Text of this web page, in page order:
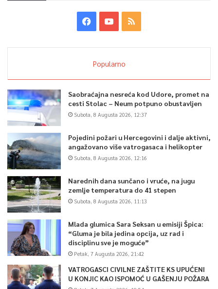
Popularno
Saobraćajna nesreća kod Udore, promet na
cesti Stolac – Neum potpuno obustavljen
Subota, 8 Augusta 2026, 12:37
Pojedini požari u Hercegovini i dalje aktivni,
angažovano više vatrogasaca i helikopter
Subota, 8 Augusta 2026, 12:16
Narednih dana sunčano i vruće, na jugu
zemlje temperatura do 41 stepen
Subota, 8 Augusta 2026, 11:13
Mlada glumica Sara Seksan u emisiji Špica:
“Gluma je bila jedina opcija, uz rad i
disciplinu sve je moguće”
Petak, 7 Augusta 2026, 21:42
VATROGASCI CIVILNE ZAŠTITE KS UPUĆENI
U KONJIC KAO ISPOMOĆ U GAŠENJU POŽARA